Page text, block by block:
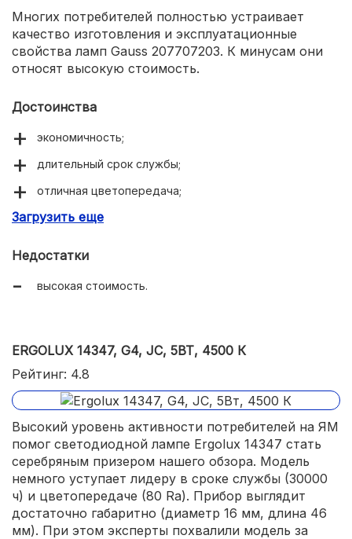
Многих потребителей полностью устраивает
качество изготовления и эксплуатационные
свойства ламп Gauss 207707203. К минусам они
относят высокую стоимость.
Достоинства
экономичность;
длительный срок службы;
отличная цветопередача;
яркое свечение.
Загрузить еще
Недостатки
высокая стоимость.
ERGOLUX 14347, G4, JC, 5ВТ, 4500 К
Рейтинг: 4.8
Высокий уровень активности потребителей на ЯМ
помог светодиодной лампе Ergolux 14347 стать
серебряным призером нашего обзора. Модель
немного уступает лидеру в сроке службы (30000
ч) и цветопередаче (80 Ra). Прибор выглядит
достаточно габаритно (диаметр 16 мм, длина 46
мм). При этом эксперты похвалили модель за